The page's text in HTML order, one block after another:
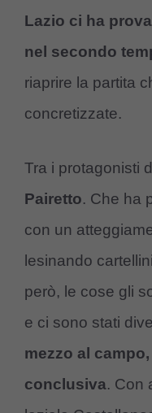
Lazio ci ha
nel secondo
riaprire la partita
concretizzate.
Tra i protagonisti
Pairetto. Che ha
con un
lesinando
però, le cose gli
e ci sono stati
mezzo al
conclusiva. Con